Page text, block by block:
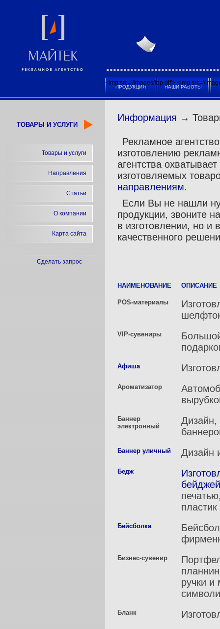
<img src='/images/top.gif'> <img src='/
ПРОДУКЦИЯ НАШИ РАБОТЫ
ТОВАРЫ И УСЛУГИ
Товары и услуги
Направления
Статьи
О компании
Карта сайта
Сделать запрос
Информация →
Рекламное
изготовлению
агентства
изготовляемых
направлениям.
Если Вы не нашли
продукции, звоните
в изготовлении, но и
качественного
НАИМЕНОВАНИЕ ОПИСАНИЕ
POS-материалы
VIP-сувениры
Афиша
Ароматизатор
Баннер
электронный
Дизайн,
Баннер уличный Дизайн
Бедж
бейджей
пластик
Бейсболка
Бизнес-сувенир
ручки и
Бланк